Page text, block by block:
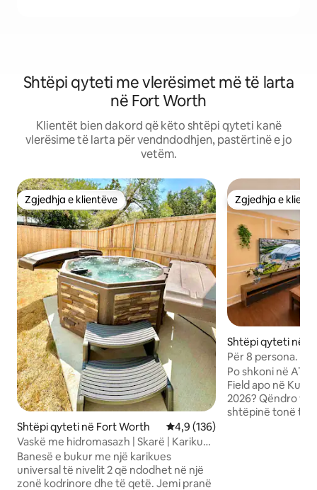
Shtëpi qyteti me vlerësimet më të larta
në Fort Worth
Klientët bien dakord që këto shtëpi qyteti kanë
vlerësime të larta për vendndodhjen, pastërtinë e jo
vetëm.
Zgjedhja e klientëve
Zgjedhja e klientëve
Shtëpi qyteti në Fort Worth Vlerësimi mesatar 4,9 nga 5,
4,9 (136)
Vaskë me hidromasazh | Skarë | Karikues
për automjete elektrike | Garazh
Banesë e bukur me një karikues
universal të nivelit 2 që ndodhet në një
zonë kodrinore dhe të qetë. Jemi pranë
Zgjedhja e
Zgjedhja e
Shtëpi qyteti në
Për 8 persona.
pranë stadiumeve
Po shkoni në
Field apo në
2026? Qëndro
shtëpinë tonë të